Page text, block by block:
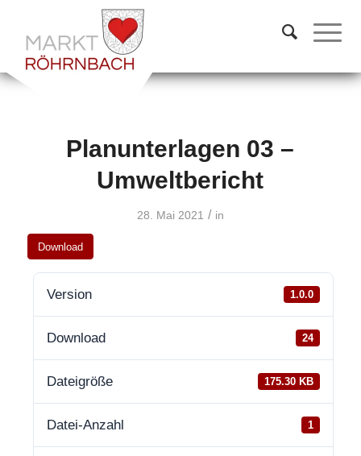
Planunterlagen 03 –
Umweltbericht
28. Mai 2021 / in
Download
Version 1.0.0
Download 24
Dateigröße 175.30 KB
Datei-Anzahl 1